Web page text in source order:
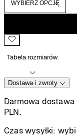
Tabela rozmiarów
Dostawa i zwroty
Darmowa
PLN.
Czas wysyłki: